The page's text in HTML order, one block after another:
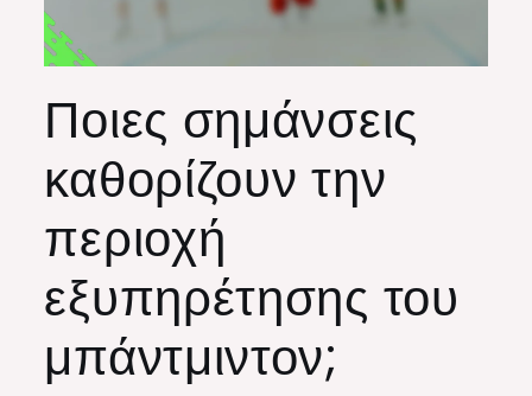
Ποιες σημάνσεις
καθορίζουν την
περιοχή
εξυπηρέτησης του
μπάντμιντον;